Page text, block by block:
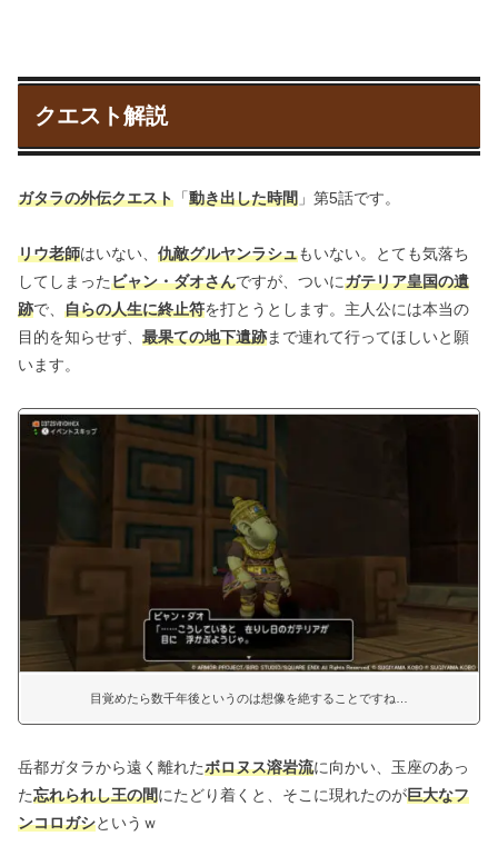
クエスト解説
ガタラの外伝クエスト 「動き出した時間 」第5話です。
リウ老師はいない、 仇敵グルヤンラシュもいない。とても気落ち
してしまったビャン・ダオさんですが、ついにガテリア皇国の遺
跡で、 自らの人生に終止符を打とうとします。主人公には本当の
目的を知らせず、 最果ての地下遺跡まで連れて行ってほしいと願
います。
目覚めたら数千年後というのは想像を絶することですね…
岳都ガタラから遠く離れたボロヌス溶岩流に向かい、玉座のあっ
た忘れられし王の間にたどり着くと、そこに現れたのが巨大なフ
ンコロガシというｗ